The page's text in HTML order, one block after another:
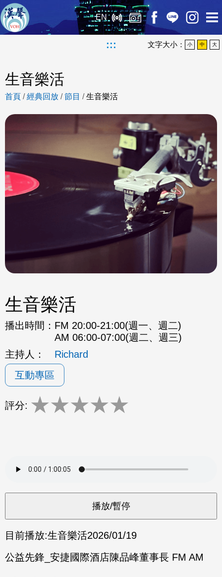
EN
::: 文字大小： 小 中 大
生音樂活
首頁 /經典回放 /節目 /生音樂活
生音樂活
播出時間： FM 20:00-21:00(週一、週二)
AM 06:00-07:00(週二、週三)
主持人：
Richard
互動專區
評分: ★★★★★
目前播放:生音樂活2026/01/19
公益先鋒_安捷國際酒店陳品峰董事長 FM AM